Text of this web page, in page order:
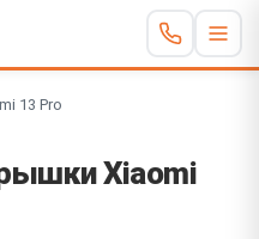
13 Pro
Xiaomi